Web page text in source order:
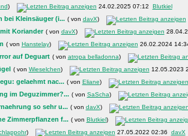
) 24.02.2025 07:12 Blutkiel
bei Kleinsäuger (i... ( von davX)
Koriander ( von davX)
( von Hanstelay) 26.02.2024
auf Deguart ( von atropa belladonna)
( von Wieselchen) 12.05.2023
gelaehmt nac... ( von Eliane)
im Deguzimmer?... ( von SaScha)
so sehr u... ( von davX)
Zimmerpflanzen f... ( von Blutkiel)
) 27.05.2022 02:36 davX